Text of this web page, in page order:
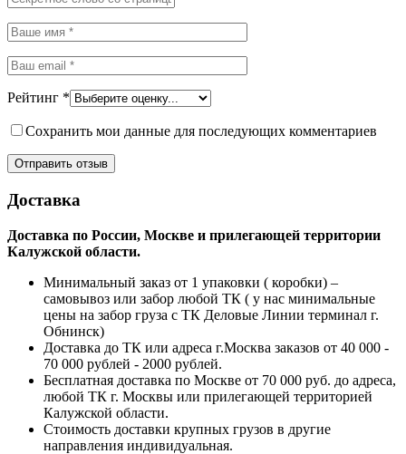
Рейтинг *
Сохранить мои данные для последующих комментариев
Доставка
Доставка по России, Москве и прилегающей территории
Калужской области.
Минимальный заказ от 1 упаковки ( коробки) –
самовывоз или забор любой ТК ( у нас минимальные
цены на забор груза с ТК Деловые Линии терминал г.
Обнинск)
Доставка до ТК или адреса г.Москва заказов от 40 000 -
70 000 рублей - 2000 рублей.
Бесплатная доставка по Москве от 70 000 руб. до адреса,
любой ТК г. Москвы или прилегающей территорией
Калужской области.
Стоимость доставки крупных грузов в другие
направления индивидуальная.